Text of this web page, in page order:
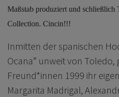
Maßstab produziert und
Collection. Cincin!!!
Inmitten der spanischen
Ocana” unweit von
Freund*innen 1999 ihr
Margarita Madrigal,